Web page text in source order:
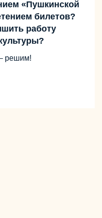
«Пушкинской
билетов?
работу
решим!